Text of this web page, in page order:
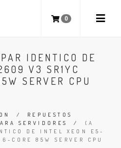
0
IDENTICO DE
V3 SR1YC
SERVER CPU
/ REPUESTOS
SERVIDORES / (A
DE INTEL XEON E5-
CORE 85W SERVER CPU